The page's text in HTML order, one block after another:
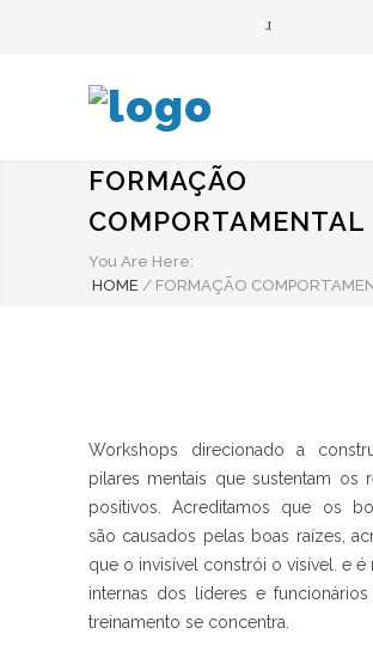
FORMAÇÃO
COMPORTAMENTAL
You Are Here:
HOME / FORMAÇÃO
Workshops direcionado a
pilares mentais que sustentam os
positivos. Acreditamos que os
são causados pelas boas raízes,
que o invisível constrói o visível. e é
internas dos líderes e
treinamento se concentra.